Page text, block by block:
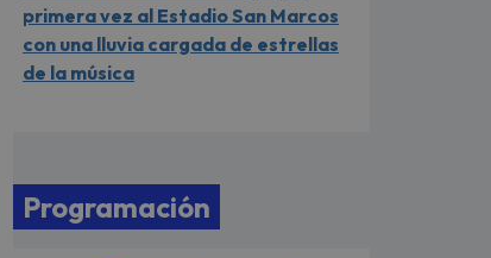
primera vez al Estadio San Marcos
con una lluvia cargada de estrellas
de la música
Programación